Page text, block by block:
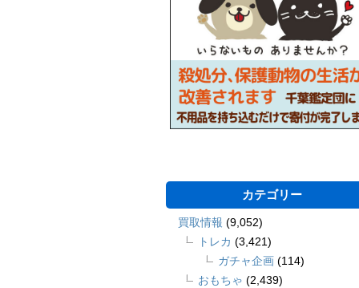
カテゴリー
買取情報 (9,052)
トレカ (3,421)
ガチャ企画 (114)
おもちゃ (2,439)